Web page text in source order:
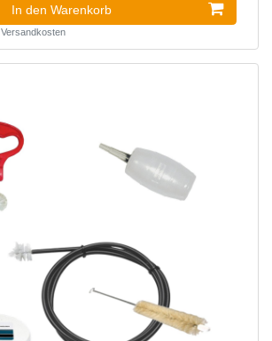
In den Warenkorb
Versandkosten